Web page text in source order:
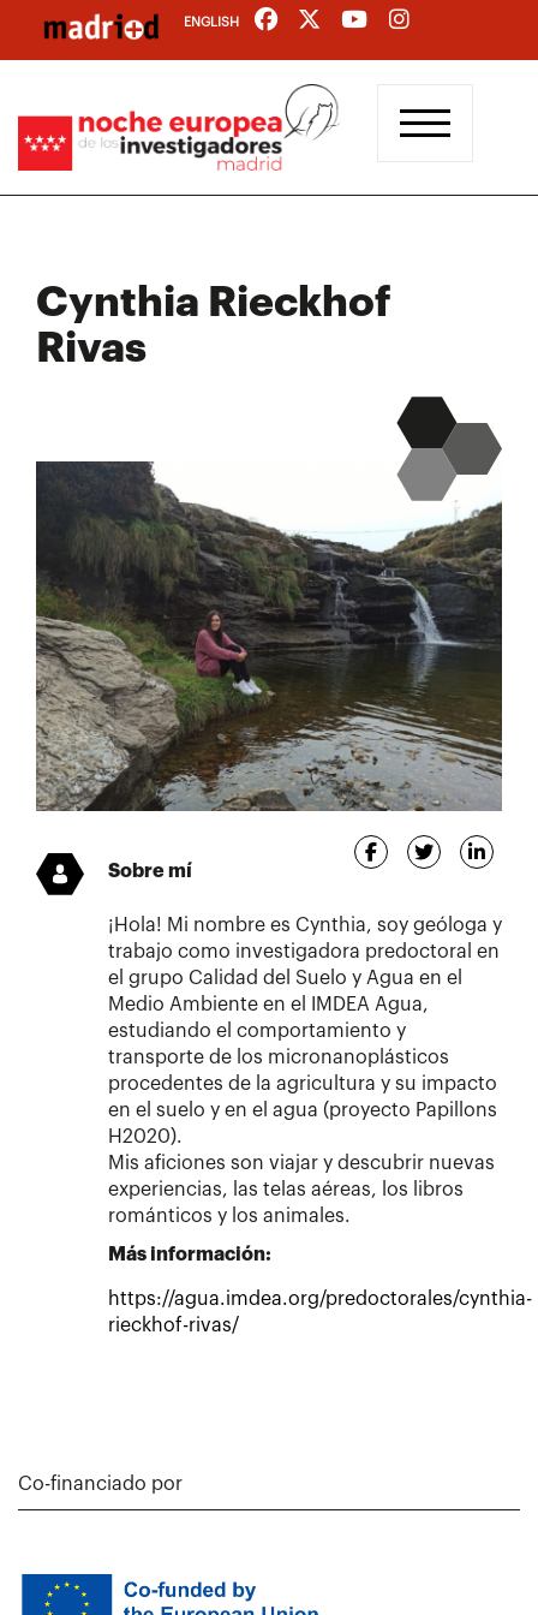
contenido
ENGLISH
Cynthia Rieckhof
Rivas
Sobre mí
¡Hola! Mi nombre es Cynthia, soy geóloga y
trabajo como investigadora predoctoral en
el grupo Calidad del Suelo y Agua en el
Medio Ambiente en el IMDEA Agua,
estudiando el comportamiento y
transporte de los micronanoplásticos
procedentes de la agricultura y su impacto
en el suelo y en el agua (proyecto Papillons
H2020).
Mis aficiones son viajar y descubrir nuevas
experiencias, las telas aéreas, los libros
románticos y los animales.
Más información:
https://agua.imdea.org/predoctorales/cynthia-
rieckhof-rivas/
Co-financiado por